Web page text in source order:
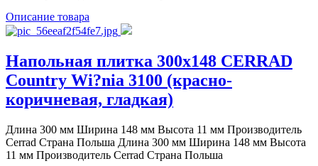
Описание товара
Напольная плитка 300x148 CERRAD
Country Wi?nia 3100 (красно-
коричневая, гладкая)
Длина 300 мм Ширина 148 мм Высота 11 мм Производитель
Cerrad Страна Польша Длина 300 мм Ширина 148 мм Высота
11 мм Производитель Cerrad Страна Польша